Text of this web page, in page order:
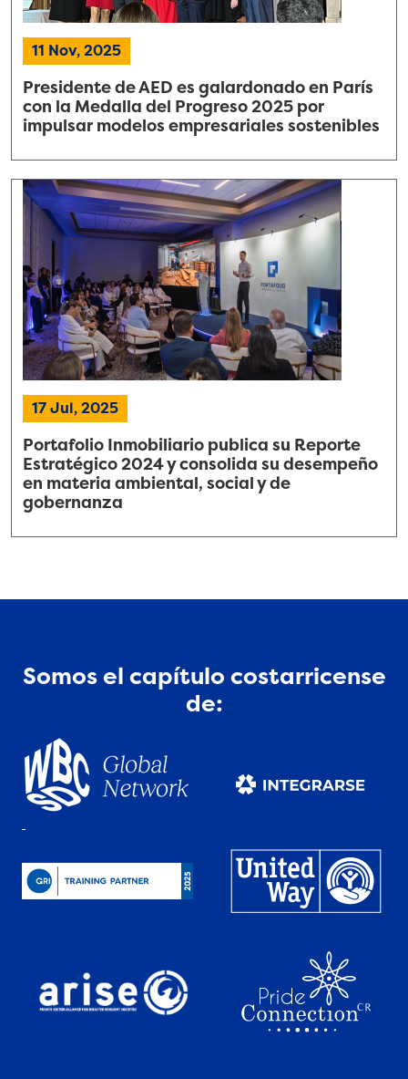
11 Nov, 2025
Presidente de AED es galardonado en París
con la Medalla del Progreso 2025 por
impulsar modelos empresariales sostenibles
17 Jul, 2025
Portafolio Inmobiliario publica su Reporte
Estratégico 2024 y consolida su desempeño
en materia ambiental, social y de
gobernanza
Somos el capítulo costarricense
de: